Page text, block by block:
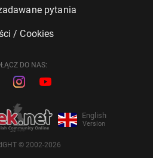
pytania
/ Cookies
DO NAS:
English
Version
© 2002-2026